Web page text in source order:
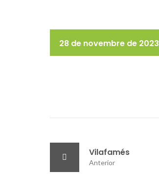
28 de novembre de 2023
Vilafamés
Anterior